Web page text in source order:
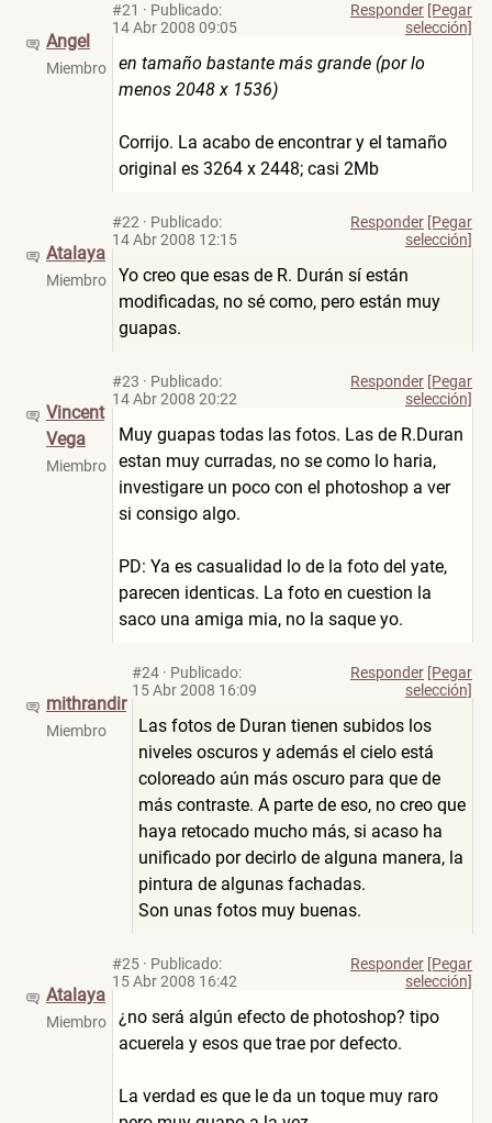
Angel
Miembro
#21 · Publicado:
14 Abr 2008 09:05
Responder [Pegar
selección]
en tamaño bastante más grande (por lo
menos 2048 x 1536)
Corrijo. La acabo de encontrar y el tamaño
original es 3264 x 2448; casi 2Mb
Atalaya
Miembro
#22 · Publicado:
14 Abr 2008 12:15
Responder [Pegar
selección]
Yo creo que esas de R. Durán sí están
modificadas, no sé como, pero están muy
guapas.
Vincent
Vega
Miembro
#23 · Publicado:
14 Abr 2008 20:22
Responder [Pegar
selección]
Muy guapas todas las fotos. Las de R.Duran
estan muy curradas, no se como lo haria,
investigare un poco con el photoshop a ver
si consigo algo.
PD: Ya es casualidad lo de la foto del yate,
parecen identicas. La foto en cuestion la
saco una amiga mia, no la saque yo.
mithrandir
Miembro
#24 · Publicado:
15 Abr 2008 16:09
Responder [Pegar
selección]
Las fotos de Duran tienen subidos los
niveles oscuros y además el cielo está
coloreado aún más oscuro para que de
más contraste. A parte de eso, no creo que
haya retocado mucho más, si acaso ha
unificado por decirlo de alguna manera, la
pintura de algunas fachadas.
Son unas fotos muy buenas.
Atalaya
Miembro
#25 · Publicado:
15 Abr 2008 16:42
Responder [Pegar
selección]
¿no será algún efecto de photoshop? tipo
acuerela y esos que trae por defecto.
La verdad es que le da un toque muy raro